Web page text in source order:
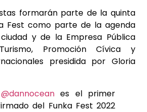
formarán parte de la quinta
Fest como parte de la agenda
y de la Empresa Pública
Promoción Cívica y
presidida por Gloria
@dannoceanes el primer
del Funka Fest 2022